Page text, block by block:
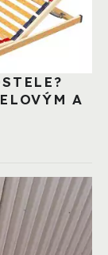
A